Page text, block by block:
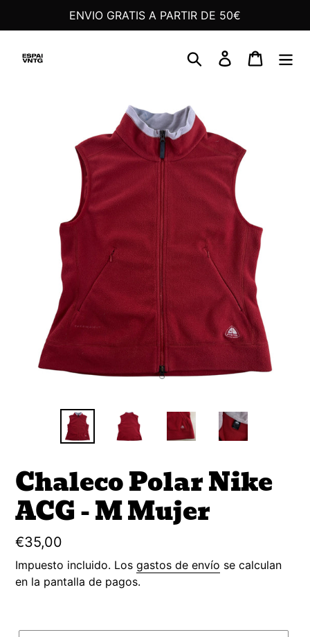
contenido
ENVIO GRATIS A PARTIR DE 50€
Buscar IngresarCarrito
Chaleco Polar Nike
ACG - M Mujer
Precio
habitual
€35,00
Impuesto incluido. Los gastos de envío se calculan
en la pantalla de pagos.